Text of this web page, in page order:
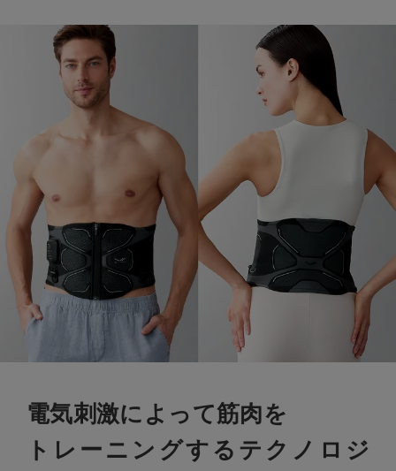
電気刺激によって筋肉を
トレーニングするテクノロジ